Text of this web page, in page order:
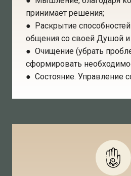
принимает решения;
● Раскрытие
общения со своей Душой
● Очищение (убрать
сформировать
● Состояние. Управление